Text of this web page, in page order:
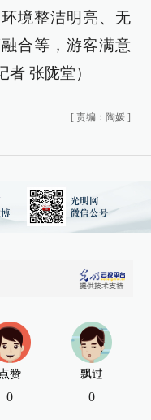
境整洁明亮、无
合等，游客满意
张陇堂）
[ 责编：陶媛 ]
点赞
0
飘过
0